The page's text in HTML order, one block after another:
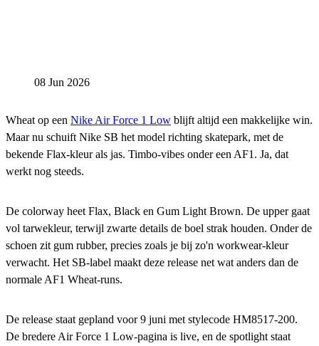
08 Jun 2026
Wheat op een Nike Air Force 1 Low blijft altijd een makkelijke win.
Maar nu schuift Nike SB het model richting skatepark, met de
bekende Flax-kleur als jas. Timbo-vibes onder een AF1. Ja, dat
werkt nog steeds.
De colorway heet Flax, Black en Gum Light Brown. De upper gaat
vol tarwekleur, terwijl zwarte details de boel strak houden. Onder de
schoen zit gum rubber, precies zoals je bij zo'n workwear-kleur
verwacht. Het SB-label maakt deze release net wat anders dan de
normale AF1 Wheat-runs.
De release staat gepland voor 9 juni met stylecode HM8517-200.
De bredere Air Force 1 Low-pagina is live, en de spotlight staat